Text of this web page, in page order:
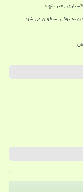
رهبر شهید
به پوکی استخوان می شود